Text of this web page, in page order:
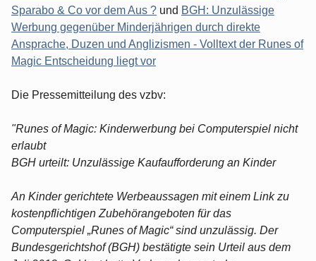
Sparabo & Co vor dem Aus ? und BGH: Unzulässige
Werbung gegenüber Minderjährigen durch direkte
Ansprache, Duzen und Anglizismen - Volltext der Runes of
Magic Entscheidung liegt vor
Die Pressemitteilung des vzbv:
"Runes of Magic: Kinderwerbung bei Computerspiel nicht
erlaubt
BGH urteilt: Unzulässige Kaufaufforderung an Kinder
An Kinder gerichtete Werbeaussagen mit einem Link zu
kostenpflichtigen Zubehörangeboten für das
Computerspiel „Runes of Magic“ sind unzulässig. Der
Bundesgerichtshof (BGH) bestätigte sein Urteil aus dem